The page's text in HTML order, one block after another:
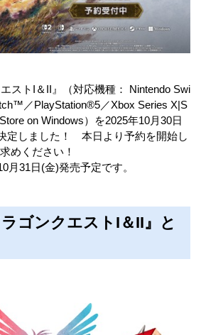
ストI＆II』（対応機種： Nintendo Swi
／PlayStation®5／Xbox Series X|S
on Windows）を2025年10月30日
定しました！ 本日より予約を開始し
めください！
31日(金)発売予定です。
ゴンクエストI＆II』と